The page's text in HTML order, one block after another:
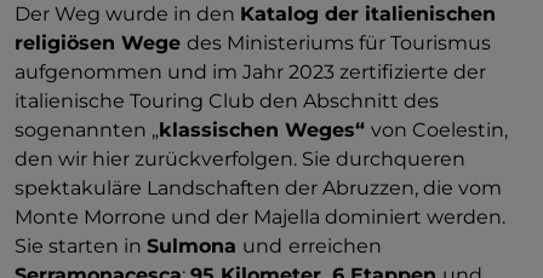
Der Weg wurde in den Katalog der italienischen
religiösen Wege des Ministeriums für Tourismus
aufgenommen und im Jahr 2023 zertifizierte der
italienische Touring Club den Abschnitt des
sogenannten „klassischen Weges“ von Coelestin,
den wir hier zurückverfolgen. Sie durchqueren
spektakuläre Landschaften der Abruzzen, die vom
Monte Morrone und der Majella dominiert werden.
Sie starten in Sulmona und erreichen